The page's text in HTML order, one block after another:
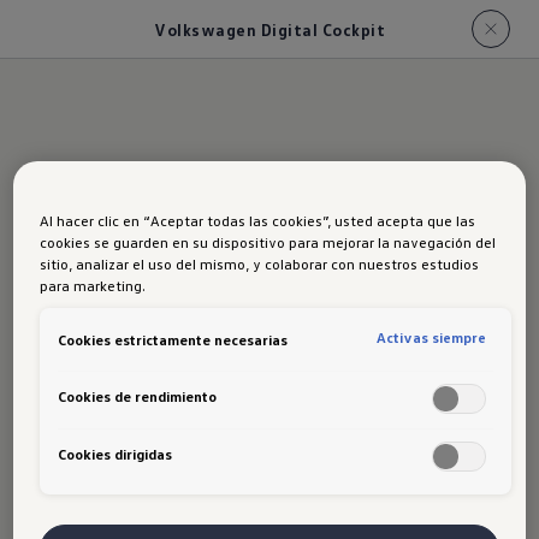
Volkswagen Digital Cockpit
Informarse
bien es el plan
cuando la necesitas. Volkswagen
Al hacer clic en “Aceptar todas las cookies”, usted acepta que las
cookies se guarden en su dispositivo para mejorar la navegación del
sitio, analizar el uso del mismo, y colaborar con nuestros estudios
para marketing.
Cookies estrictamente necesarias Activas siempre
Cookies de rendimiento
Cookies dirigidas